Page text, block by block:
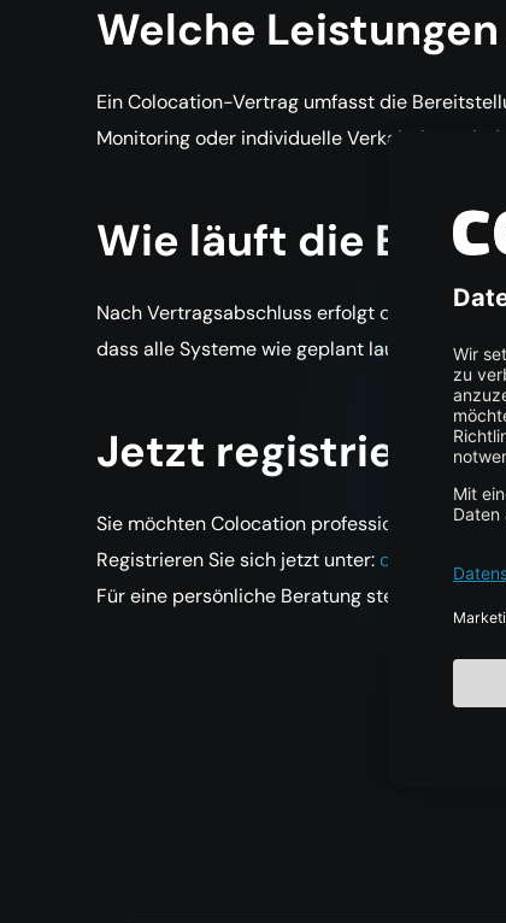
Welche
Ein Colocation-Vertrag umfasst die
Monitoring oder individuelle Verkabelung
Wie läuft die
Nach Vertragsabschluss erfolgt die
dass alle Systeme wie geplant laufen. Auch
Jetzt registrieren
Sie möchten Colocation professionell und
Registrieren Sie sich jetzt unter:
Für eine persönliche Beratung steht unser